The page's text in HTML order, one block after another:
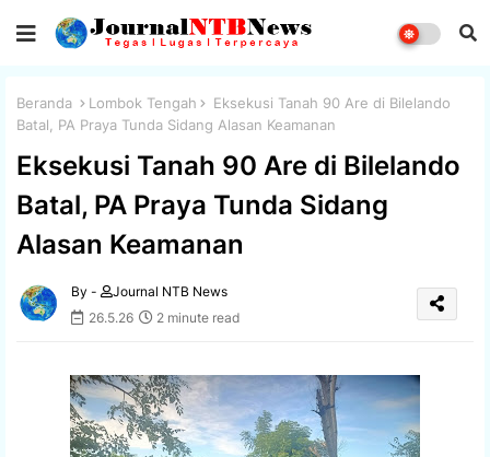
Beranda Lombok Tengah
Eksekusi Tanah 90 Are di Bilelando
Batal, PA Praya Tunda Sidang Alasan Keamanan
Eksekusi Tanah 90 Are di Bilelando
Batal, PA Praya Tunda Sidang
Alasan Keamanan
By -
Journal NTB News
26.5.26
2 minute read